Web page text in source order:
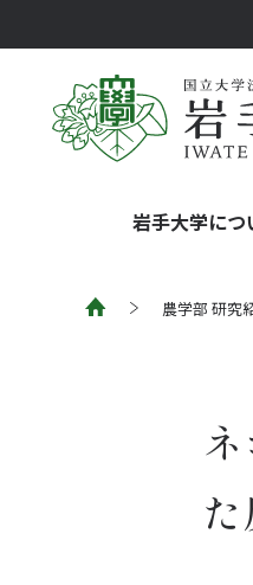
岩手大学につ
農学部 研究